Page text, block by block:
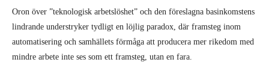
Oron över ”teknologisk arbetslöshet” och den föreslagna basinkomstens
lindrande understryker tydligt en löjlig paradox, där framsteg inom
automatisering och samhällets förmåga att producera mer rikedom med
mindre arbete inte ses som ett framsteg, utan en fara.